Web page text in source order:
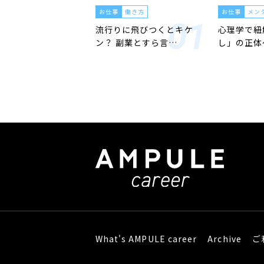
お仕事 働き方
流行りに飛びつくとキケ
ン？ 副業とすら言…
お仕事 メン
心理学で
し」の正
What's AMPULE career Archive